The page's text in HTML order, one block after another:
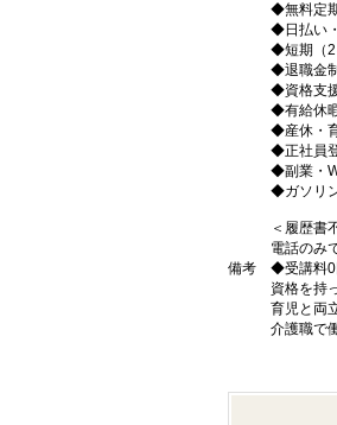
◆無料定
◆日払い
◆短期（2
◆退職金
◆資格支
◆有給休
◆産休・
◆正社員
◆副業・
◆ガソリ
＜履歴書
電話のみ
備考
◆受講料0
資格を持
育児と両
介護職で